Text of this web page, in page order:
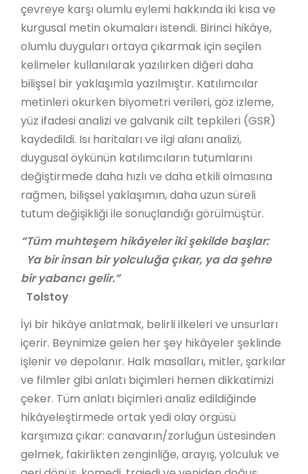
çevreye karşı olumlu eylemi hakkında iki kısa ve
kurgusal metin okumaları istendi. Birinci hikâye,
olumlu duyguları ortaya çıkarmak için seçilen
kelimeler kullanılarak yazılırken diğeri daha
bilişsel bir yaklaşımla yazılmıştır. Katılımcılar
metinleri okurken biyometri verileri, göz izleme,
yüz ifadesi analizi ve galvanik cilt tepkileri (GSR)
kaydedildi. Isı haritaları ve ilgi alanı analizi,
duygusal öykünün katılımcıların tutumlarını
değiştirmede daha hızlı ve daha etkili olmasına
rağmen, bilişsel yaklaşımın, daha uzun süreli
tutum değişikliği ile sonuçlandığı görülmüştür.
“Tüm muhteşem hikâyeler iki şekilde başlar:
Ya bir insan bir yolculuğa çıkar, ya da şehre
bir yabancı gelir.”
Tolstoy
İyi bir hikâye anlatmak, belirli ilkeleri ve unsurları
içerir. Beynimize gelen her şey hikâyeler şeklinde
işlenir ve depolanır. Halk masalları, mitler, şarkılar
ve filmler gibi anlatı biçimleri hemen dikkatimizi
çeker. Tüm anlatı biçimleri analiz edildiğinde
hikâyeleştirmede ortak yedi olay örgüsü
karşımıza çıkar: canavarın/zorluğun üstesinden
gelmek, fakirlikten zenginliğe, arayış, yolculuk ve